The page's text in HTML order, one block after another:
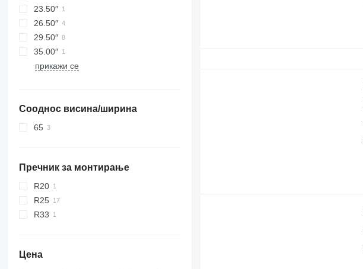
23.50″
26.50″
29.50″
35.00″
прикажи се
Сооднос висина/ширина
65
Пречник за монтирање
R20
R25
R33
Цена